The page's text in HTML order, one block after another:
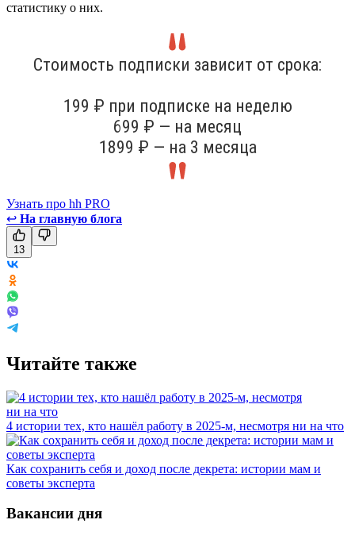
статистику о них.
Стоимость подписки зависит от срока:
199 ₽ при подписке на неделю
699 ₽ — на месяц
1899 ₽ — на 3 месяца
Узнать про hh PRO
↩ На главную блога
13
Читайте также
4 истории тех, кто нашёл работу в 2025-м, несмотря ни на что
Как сохранить себя и доход после декрета: истории мам и
советы эксперта
Вакансии дня